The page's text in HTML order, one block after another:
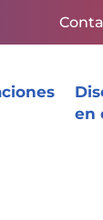
en